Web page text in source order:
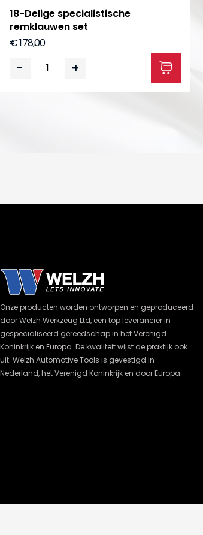
18-Delige specialistische
remklauwen set
€ 178,00
- +
Onze producten worden ontworpen en geproduceerd
door Welzh Werkzeug Ltd, een top leverancier in
gespecialiseerd gereedschap in het Verenigd
Koninkrijk en Europa. De kwaliteit wijst de praktijk ook
uit. Welzh Automotive Tools is gevestigd in
Nederland, het Verenigd Koninkrijk en door Europa.